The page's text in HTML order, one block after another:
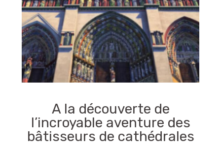
A la découverte de
l’incroyable aventure des
bâtisseurs de cathédrales